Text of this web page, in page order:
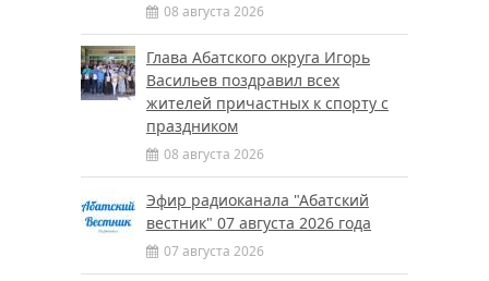
08 августа 2026
Глава Абатского округа Игорь
Васильев поздравил всех
жителей причастных к спорту с
праздником
08 августа 2026
Эфир радиоканала "Абатский
вестник" 07 августа 2026 года
07 августа 2026